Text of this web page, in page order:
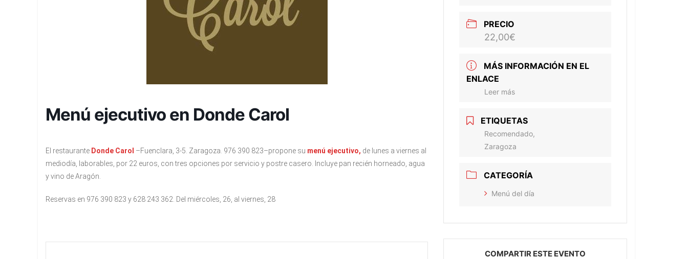
Menú ejecutivo en Donde Carol
El restaurante Donde Carol –Fuenclara, 3-5. Zaragoza. 976 390 823–propone su menú ejecutivo, de lunes a viernes al
mediodía, laborables, por 22 euros, con tres opciones por servicio y postre casero. Incluye pan recién horneado, agua
y vino de Aragón.
Reservas en 976 390 823 y 628 243 362. Del miércoles, 26, al viernes, 28
PRECIO
22,00€
MÁS INFORMACIÓN EN EL
ENLACE
Leer más
ETIQUETAS
Recomendado,
Zaragoza
CATEGORÍA
Menú del día
COMPARTIR ESTE EVENTO